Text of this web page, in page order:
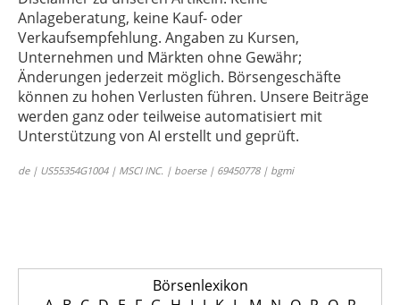
Anlageberatung, keine Kauf- oder
Verkaufsempfehlung. Angaben zu Kursen,
Unternehmen und Märkten ohne Gewähr;
Änderungen jederzeit möglich. Börsengeschäfte
können zu hohen Verlusten führen. Unsere Beiträge
werden ganz oder teilweise automatisiert mit
Unterstützung von AI erstellt und geprüft.
de | US55354G1004 | MSCI INC. | boerse | 69450778 | bgmi
Börsenlexikon